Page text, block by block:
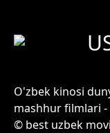
O'zbek kinosi
mashhur filmlari -
© best uzbek